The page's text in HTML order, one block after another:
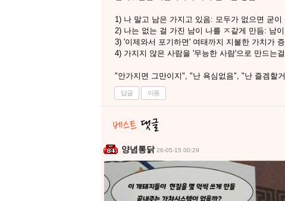
1) 나 말고 남은 가지고 있음: 모두가 없으면 굳이
2) 나는 없는 걸 가진 남이 나를 ㅈ같게 만듬: 남
3) '이제와서 포기하면' 여태까지 지불한 가치가
4) 가지지 않은 사람을 '무능한 사람'으로 만드는
"안가지면 그만이지", "난 욕심없음", "난 즐겜할
답글 이동
양념통닭 26-05-15 00:29